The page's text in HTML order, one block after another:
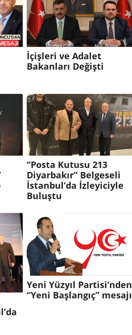
İçişleri ve Adalet
Bakanları Değişti
“Posta Kutusu 213
Diyarbakır” Belgeseli
İstanbul’da İzleyiciyle
Buluştu
Yeni Yüzyıl Partisi’nden
“Yeni Başlangıç” mesajı